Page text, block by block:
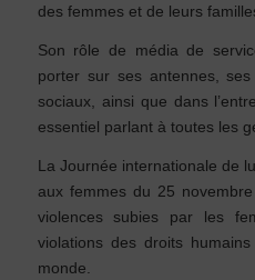
des femmes et de leurs
Son rôle de média de
porter sur ses antennes,
sociaux, ainsi que dans
essentiel parlant à toutes les
La Journée internationale de
aux femmes du 25
violences subies par les
violations des droits
monde.